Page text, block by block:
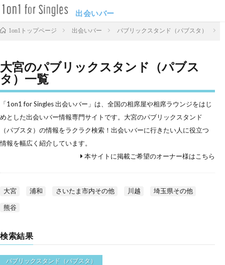
出会いバー
1on1トップページ 出会いバー パブリックスタンド（パブスタ）
大宮のパブリックスタンド（パブス
タ）一覧
「1on1 for Singles 出会いバー」は、全国の相席屋や相席ラウンジをはじ
めとした出会いバー情報専門サイトです。大宮のパブリックスタンド
（パブスタ）の情報をラクラク検索！出会いバーに行きたい人に役立つ
情報を幅広く紹介しています。
本サイトに掲載ご希望のオーナー様はこちら
大宮 浦和 さいたま市内その他 川越 埼玉県その他
熊谷
検索結果
パブリックスタンド（パブスタ）